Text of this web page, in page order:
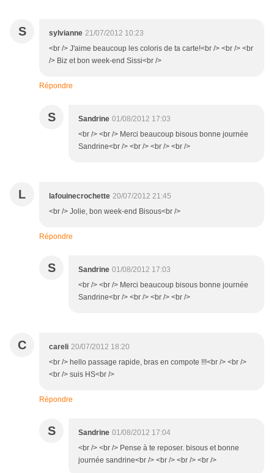
S sylvianne 21/07/2012 10:23
<br /> J'aime beaucoup les coloris de ta carte!<br /> <br /> <br
/> Biz et bon week-end Sissi<br />
Répondre
S Sandrine 01/08/2012 17:03
<br /> <br /> Merci beaucoup bisous bonne journée
Sandrine<br /> <br /> <br /> <br />
L lafouinecrochette 20/07/2012 21:45
<br /> Jolie, bon week-end Bisous<br />
Répondre
S Sandrine 01/08/2012 17:03
<br /> <br /> Merci beaucoup bisous bonne journée
Sandrine<br /> <br /> <br /> <br />
C careli 20/07/2012 18:20
<br /> hello passage rapide, bras en compote !!!<br /> <br />
<br /> suis HS<br />
Répondre
S Sandrine 01/08/2012 17:04
<br /> <br /> Pense à te reposer. bisous et bonne
journée sandrine<br /> <br /> <br /> <br />